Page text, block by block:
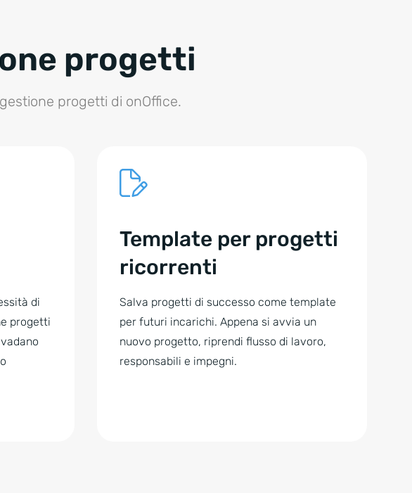
progetti
progetti di onOffice.
di
progetti
Template per progetti
ricorrenti
Salva progetti di successo come template
per futuri incarichi. Appena si avvia un
nuovo progetto, riprendi flusso di lavoro,
responsabili e impegni.